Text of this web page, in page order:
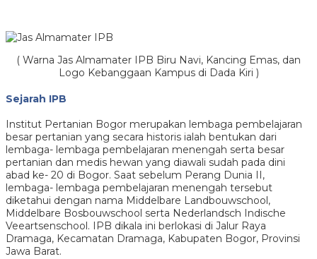
( Warna Jas Almamater IPB Biru Navi, Kancing Emas, dan
Logo Kebanggaan Kampus di Dada Kiri )
Sejarah IPB
Institut Pertanian Bogor merupakan lembaga pembelajaran
besar pertanian yang secara historis ialah bentukan dari
lembaga- lembaga pembelajaran menengah serta besar
pertanian dan medis hewan yang diawali sudah pada dini
abad ke- 20 di Bogor. Saat sebelum Perang Dunia II,
lembaga- lembaga pembelajaran menengah tersebut
diketahui dengan nama Middelbare Landbouwschool,
Middelbare Bosbouwschool serta Nederlandsch Indische
Veeartsenschool. IPB dikala ini berlokasi di Jalur Raya
Dramaga, Kecamatan Dramaga, Kabupaten Bogor, Provinsi
Jawa Barat.